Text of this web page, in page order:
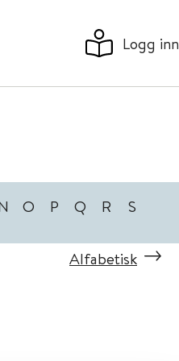
Logg inn
O P Q R S
Alfabetisk